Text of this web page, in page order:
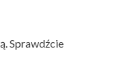
Sprawdźcie